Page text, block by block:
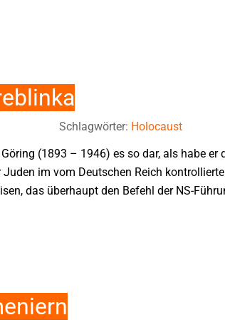
Schlagwörter: Holocaust
(1893 – 1946) es so dar, als habe er
im vom Deutschen Reich
das überhaupt den Befehl der NS-